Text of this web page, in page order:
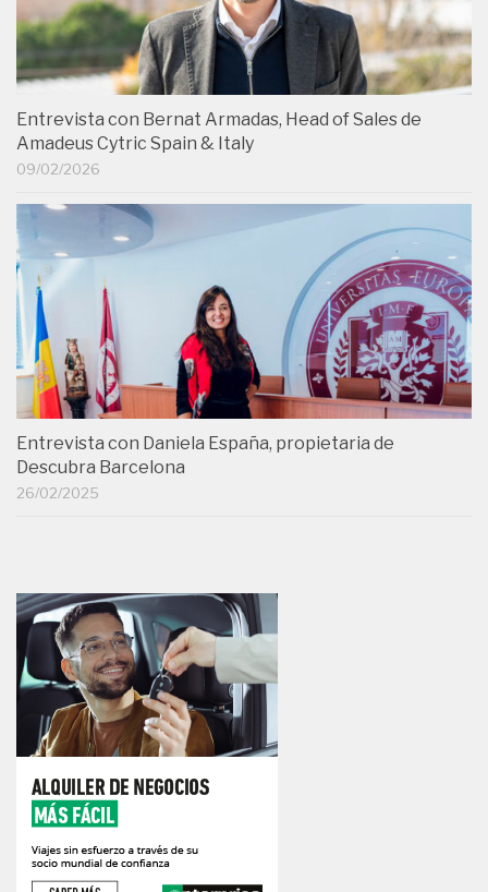
Entrevista con Bernat Armadas, Head of Sales de
Amadeus Cytric Spain & Italy
09/02/2026
Entrevista con Daniela España, propietaria de
Descubra Barcelona
26/02/2025